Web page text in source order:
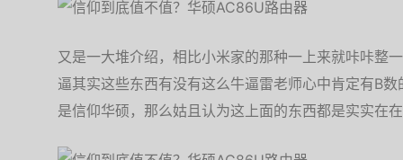
又是一大堆介绍，相比小米家的那种一上来就咔咔整
逼其实这些东西有没有这么牛逼雷老师心中肯定有B
是信仰华硕，那么姑且认为这上面的东西都是实实在